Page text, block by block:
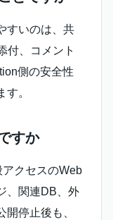
すいのは、共
付、コメント
側の安全性
。
すか
クセスのWeb
、関連DB、外
停止後も、